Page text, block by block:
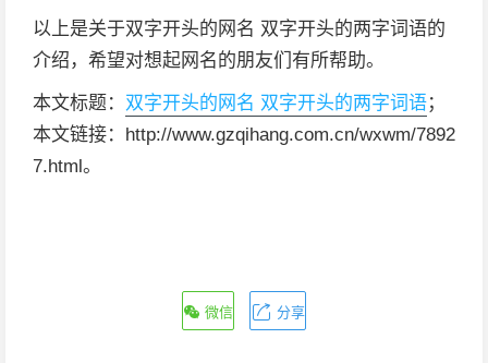
以上是关于双字开头的网名 双字开头的两字词语的
介绍，希望对想起网名的朋友们有所帮助。
本文标题： 双字开头的网名 双字开头的两字词语；
本文链接：http://www.gzqihang.com.cn/wxwm/7892
7.html。
微信 分享